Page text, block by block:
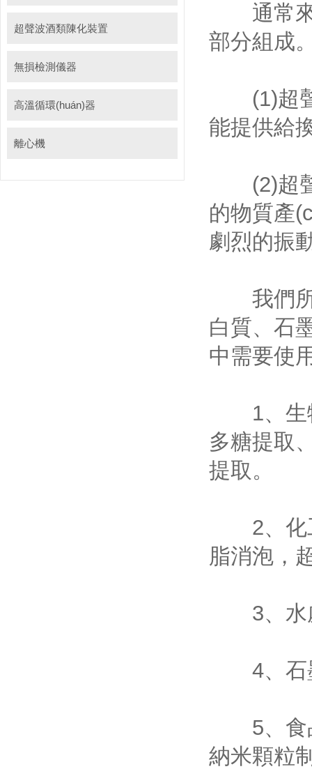
超聲波酒類陳化裝置
無損檢測儀器
高溫循環(huán)器
離心機
通常來
部分組成
(1)超聲
能提供給換
(2)超聲
的物質產
劇烈的振
我們所
白質
中需要使
1、生
多糖提取
提取。
2、化工
脂消泡
3、
4、石
5、食品
納米顆粒制